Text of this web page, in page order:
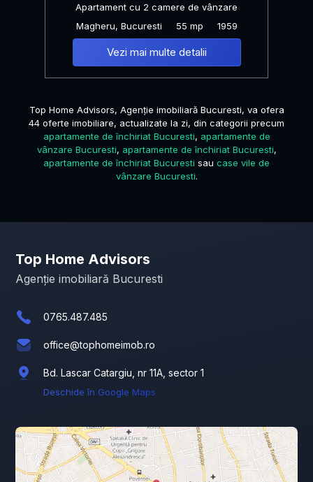
Apartament cu 2 camere de vânzare
Magheru, Bucuresti
55 mp 1959
Vezi mai multe detalii
Top Home Advisors, Agenție imobiliară Bucuresti, va ofera
44 oferte imobiliare, actualizate la zi, din categorii precum
apartamente de închiriat Bucuresti, apartamente de
vânzare Bucuresti, apartamente de închiriat Bucuresti,
apartamente de închiriat Bucuresti sau case vile de
vânzare Bucuresti.
Top Home Advisors
Agenție imobiliară Bucuresti
0765.487.485
office@tophomeimob.ro
Bd. Lascar Catargiu, nr 11A, sector 1
Deschide în Google Maps